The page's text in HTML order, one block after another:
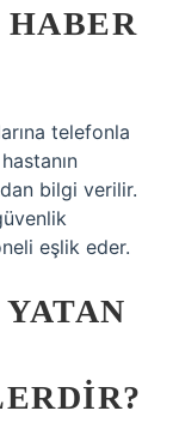
telefonla
bilgi verilir.
eşlik eder.